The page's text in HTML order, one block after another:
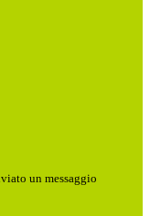
un messaggio